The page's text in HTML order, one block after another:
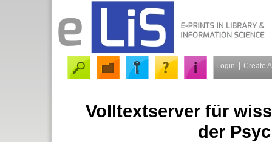
Login Create
Volltextserver für
der